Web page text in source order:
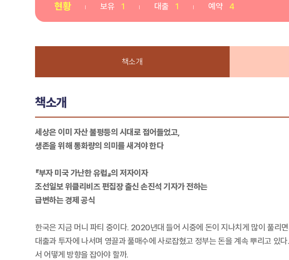
현황 보유 1 대출 1 예약 4
책소개
책소개
세상은 이미 자산 불평등의 시대로 접어들었고,
생존을 위해 통화량의 의미를 새겨야 한다
『부자 미국 가난한 유럽』의 저자이자
조선일보 위클리비즈 편집장 출신 손진석 기자가 전하는
급변하는 경제 공식
한국은 지금 머니 파티 중이다. 2020년대 들어 시중에 돈이 지나치게 많이 풀리
대출과 투자에 나서며 영끌과 풀매수에 사로잡혔고 정부는 돈을 계속 뿌리고 있
서 어떻게 방향을 잡아야 할까.